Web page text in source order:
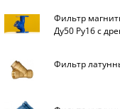
Фильтр
Ду50 Ру16 с
Фильтр